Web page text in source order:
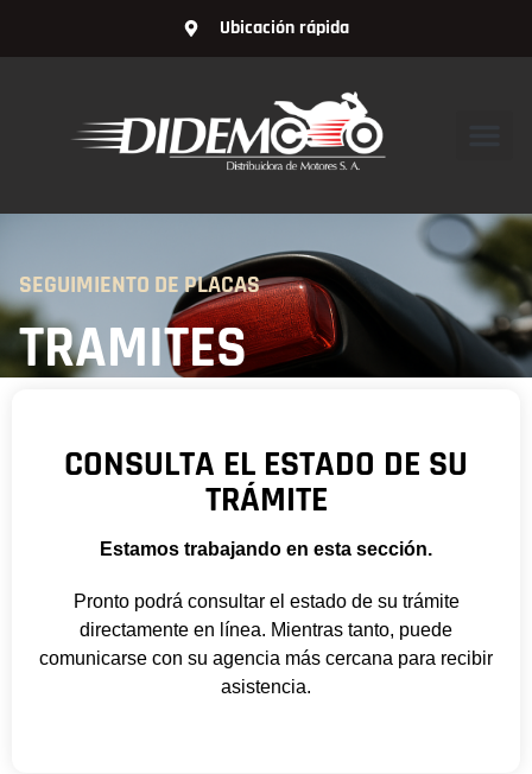
Ubicación rápida
SEGUIMIENTO DE PLACAS
TRAMITES
CONSULTA EL ESTADO DE SU
TRÁMITE
Estamos trabajando en esta sección.
Pronto podrá consultar el estado de su trámite
directamente en línea. Mientras tanto, puede
comunicarse con su agencia más cercana para recibir
asistencia.